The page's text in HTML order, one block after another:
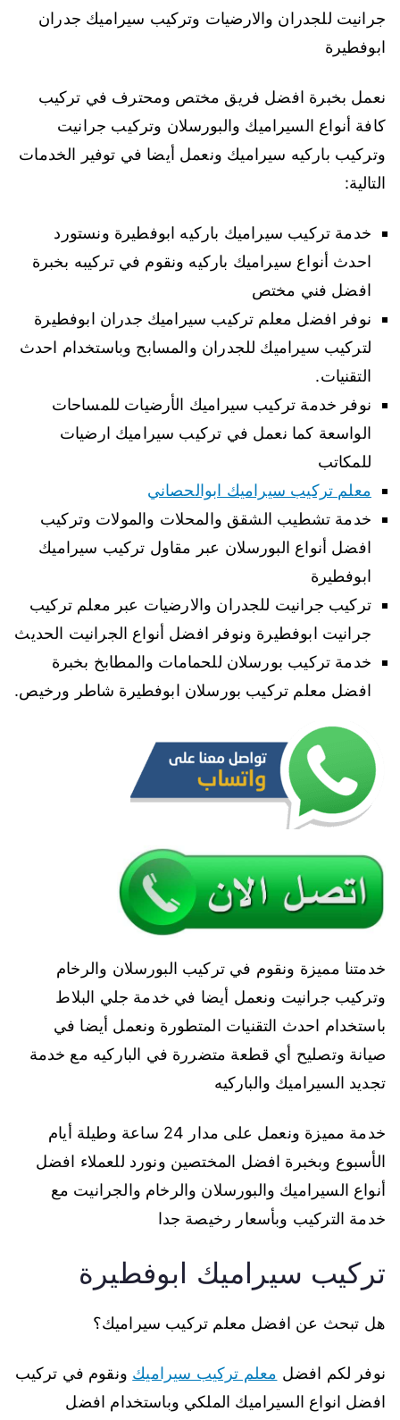
جرانيت للجدران والارضيات وتركيب سيراميك جدران
ابوفطيرة
نعمل بخبرة افضل فريق مختص ومحترف في تركيب
كافة أنواع السيراميك والبورسلان وتركيب جرانيت
وتركيب باركيه سيراميك ونعمل أيضا في توفير الخدمات
التالية:
خدمة تركيب سيراميك باركيه ابوفطيرة ونستورد
احدث أنواع سيراميك باركيه ونقوم في تركيبه بخبرة
افضل فني مختص
نوفر افضل معلم تركيب سيراميك جدران ابوفطيرة
لتركيب سيراميك للجدران والمسابح وباستخدام احدث
التقنيات.
نوفر خدمة تركيب سيراميك الأرضيات للمساحات
الواسعة كما نعمل في تركيب سيراميك ارضيات
للمكاتب
معلم تركيب سيراميك ابوالحصاني
خدمة تشطيب الشقق والمحلات والمولات وتركيب
افضل أنواع البورسلان عبر مقاول تركيب سيراميك
ابوفطيرة
تركيب جرانيت للجدران والارضيات عبر معلم تركيب
جرانيت ابوفطيرة ونوفر افضل أنواع الجرانيت الحديث
خدمة تركيب بورسلان للحمامات والمطابخ بخبرة
افضل معلم تركيب بورسلان ابوفطيرة شاطر ورخيص.
خدمتنا مميزة ونقوم في تركيب البورسلان والرخام
وتركيب جرانيت ونعمل أيضا في خدمة جلي البلاط
باستخدام احدث التقنيات المتطورة ونعمل أيضا في
صيانة وتصليح أي قطعة متضررة في الباركيه مع خدمة
تجديد السيراميك والباركيه
خدمة مميزة ونعمل على مدار 24 ساعة وطيلة أيام
الأسبوع وبخبرة افضل المختصين ونورد للعملاء افضل
أنواع السيراميك والبورسلان والرخام والجرانيت مع
خدمة التركيب وبأسعار رخيصة جدا
تركيب سيراميك ابوفطيرة
هل تبحث عن افضل معلم تركيب سيراميك؟
نوفر لكم افضل معلم تركيب سيراميك ونقوم في تركيب
افضل انواع السيراميك الملكي وباستخدام افضل